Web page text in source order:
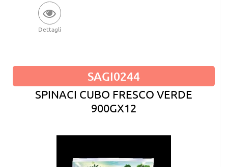
Dettagli
SAGI0244
SPINACI CUBO FRESCO VERDE
900GX12